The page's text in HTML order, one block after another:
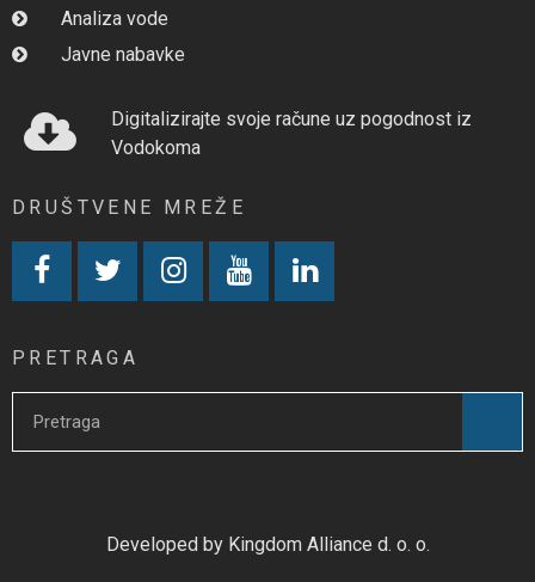
Analiza vode
Javne nabavke
Digitalizirajte svoje račune uz pogodnost iz
Vodokoma
DRUŠTVENE MREŽE
PRETRAGA
Developed by Kingdom Alliance d. o. o.